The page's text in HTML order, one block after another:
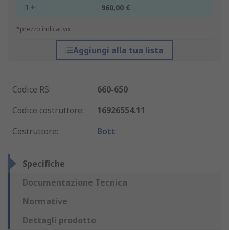
1 + 960,00 €
*prezzo indicativo
Aggiungi alla tua lista
Codice RS:
660-650
Codice costruttore:
16926554.11
Costruttore: Bott
Specifiche
Documentazione Tecnica
Normative
Dettagli prodotto